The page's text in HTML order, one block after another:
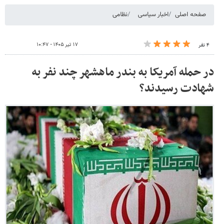
صفحه اصلی اخبار سیاسی نظامی
۴ نفر ۱۷ تیر ۱۴۰۵ - ۱۰:۴۷
در حمله آمریکا به بندر ماهشهر چند نفر به
شهادت رسیدند؟